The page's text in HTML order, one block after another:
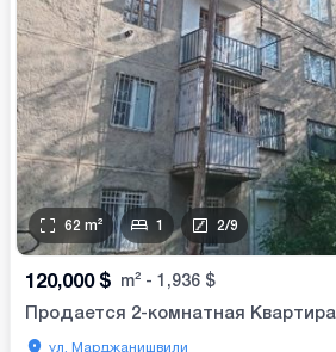
62 m² 1 2/9
120,000 $ m² - 1,936 $
Продается 2-комнатная
ул. Марджанишвили